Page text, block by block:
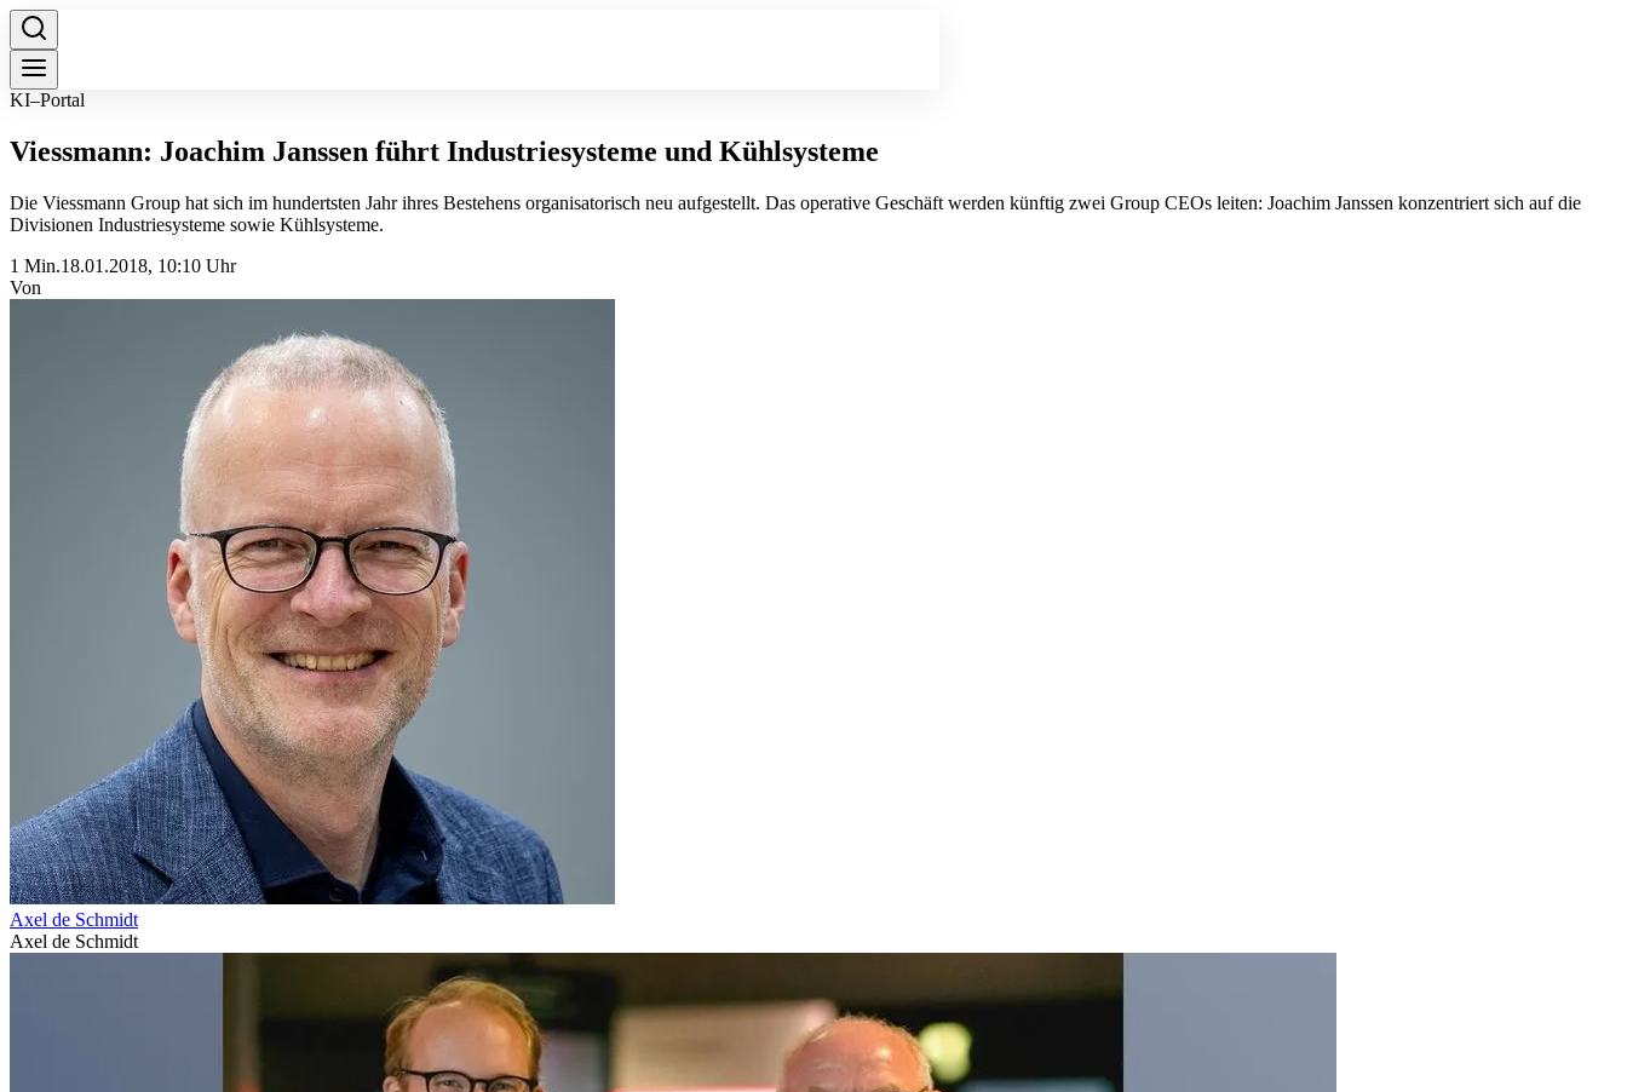
KI–Portal
Viessmann: Joachim Janssen führt Industriesysteme und Kühlsysteme
Die Viessmann Group hat sich im hundertsten Jahr ihres Bestehens organisatorisch neu aufgestellt. Das operative Geschäft werden künftig zwei Group CEOs leiten: Joachim Janssen konzentriert sich auf die
Divisionen Industriesysteme sowie Kühlsysteme.
1 Min.18.01.2018, 10:10 Uhr
Von
Axel de Schmidt
Axel de Schmidt